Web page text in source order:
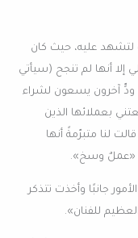
عليه، حيث كان
إلا أنها لم تنجح (سيأتي
ودٍّ آخرون يسعون لشراء
بعملائها الذين
لنا متبرّمةً أنها
«عملٌ وسخ».
جانبًا وأخذت تتذكر
للفنان».